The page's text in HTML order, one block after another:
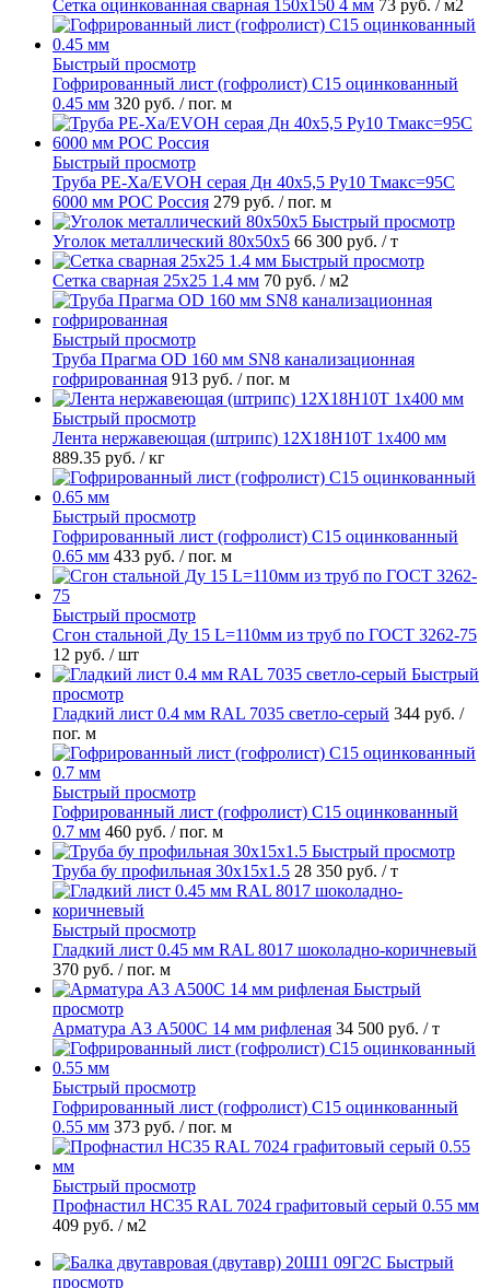
Сетка оцинкованная сварная 150х150 4 мм 73 руб. / м2
Быстрый просмотр
Гофрированный лист (гофролист) С15 оцинкованный
0.45 мм 320 руб. / пог. м
Быстрый просмотр
Труба PE-Xa/EVOH серая Дн 40х5,5 Ру10 Тмакс=95C
6000 мм РОС Россия 279 руб. / пог. м
Быстрый просмотр
Уголок металлический 80х50х5 66 300 руб. / т
Быстрый просмотр
Сетка сварная 25х25 1.4 мм 70 руб. / м2
Быстрый просмотр
Труба Прагма OD 160 мм SN8 канализационная
гофрированная 913 руб. / пог. м
Быстрый просмотр
Лента нержавеющая (штрипс) 12Х18Н10Т 1х400 мм
889.35 руб. / кг
Быстрый просмотр
Гофрированный лист (гофролист) С15 оцинкованный
0.65 мм 433 руб. / пог. м
Быстрый просмотр
Сгон стальной Ду 15 L=110мм из труб по ГОСТ 3262-75
12 руб. / шт
Быстрый
просмотр
Гладкий лист 0.4 мм RAL 7035 светло-серый 344 руб. /
пог. м
Быстрый просмотр
Гофрированный лист (гофролист) С15 оцинкованный
0.7 мм 460 руб. / пог. м
Быстрый просмотр
Труба бу профильная 30х15х1.5 28 350 руб. / т
Быстрый просмотр
Гладкий лист 0.45 мм RAL 8017 шоколадно-коричневый
370 руб. / пог. м
Быстрый
просмотр
Арматура А3 А500С 14 мм рифленая 34 500 руб. / т
Быстрый просмотр
Гофрированный лист (гофролист) С15 оцинкованный
0.55 мм 373 руб. / пог. м
Быстрый просмотр
Профнастил НС35 RAL 7024 графитовый серый 0.55 мм
409 руб. / м2
Быстрый
просмотр